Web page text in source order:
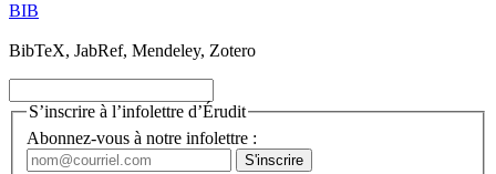
BIB
BibTeX, JabRef, Mendeley, Zotero
S’inscrire à l’infolettre d’Érudit
Abonnez-vous à notre infolettre :